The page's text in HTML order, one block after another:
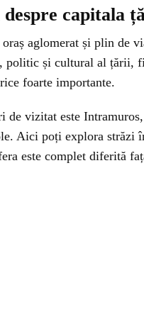
capitala
aglomerat și plin de
politic și cultural al țării,
foarte importante.
de vizitat este
Aici poți explora străzi
este complet diferită